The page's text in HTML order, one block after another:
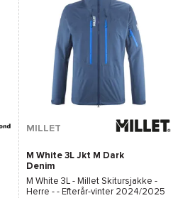
MILLET
M White 3L Jkt M Dark
Denim
M White 3L - Millet Skitursjakke -
Herre - - Efterår-vinter 2024/2025